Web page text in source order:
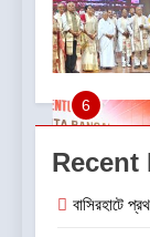
7
Recent
বাসিরহাটে